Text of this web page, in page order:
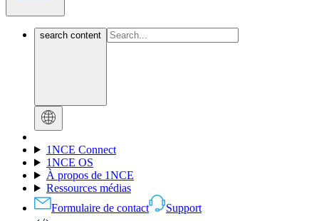
search content
1NCE Connect
1NCE OS
À propos de 1NCE
Ressources médias
Formulaire de contact
Support